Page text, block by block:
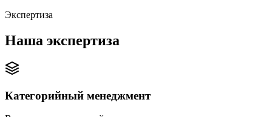
Экспертиза
Наша экспертиза
Категорийный менеджмент